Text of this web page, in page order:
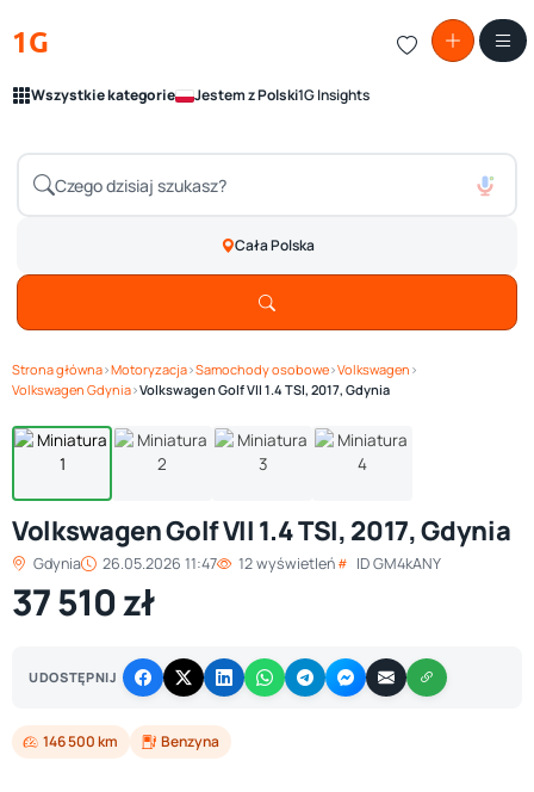
1G
Wszystkie kategorie Jestem z Polski1G Insights
Cała Polska
Strona główna›Motoryzacja›Samochody osobowe›Volkswagen ›
Volkswagen Gdynia›Volkswagen Golf VII 1.4 TSI, 2017, Gdynia
1/ 4 Zobacz galerię
Volkswagen Golf VII 1.4 TSI, 2017, Gdynia
Gdynia 26.05.2026 11:47 12 wyświetleń ID GM4kANY
37 510 zł
UDOSTĘPNIJ
146 500 km Benzyna